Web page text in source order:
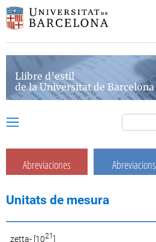
Llibre d’estil
de la Universitat de Barcelona
Abreviaciones Abreviacions
Unitats de mesura
zetta- [1021 ]